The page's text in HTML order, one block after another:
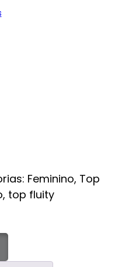
Feminino, Top
, top fluity